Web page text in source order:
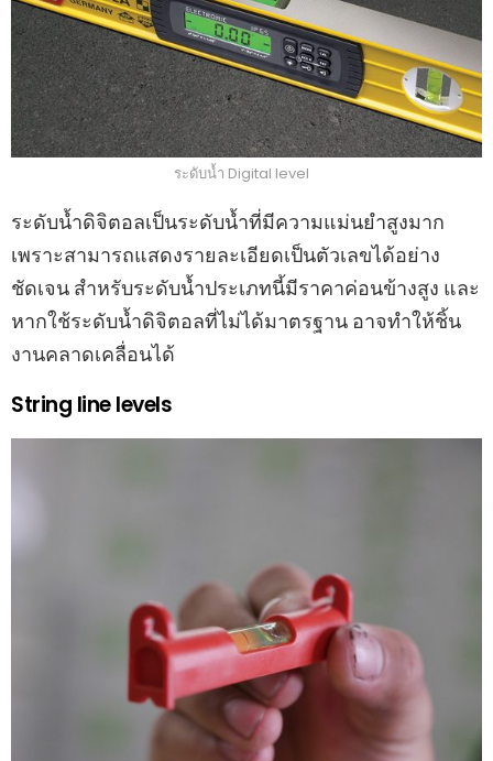
ระดับน้ำ Digital level
ระดับน้ำดิจิตอลเป็นระดับน้ำที่มีความแม่นยำสูงมาก
เพราะสามารถแสดงรายละเอียดเป็นตัวเลขได้อย่าง
ชัดเจน สำหรับระดับน้ำประเภทนี้มีราคาค่อนข้างสูง และ
หากใช้ระดับน้ำดิจิตอลที่ไม่ได้มาตรฐาน อาจทำให้ชิ้น
งานคลาดเคลื่อนได้
String line levels